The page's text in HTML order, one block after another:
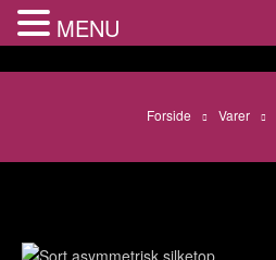
Forside Varer
MENU